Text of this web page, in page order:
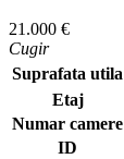
21.000 €
Cugir
Suprafata utila
Etaj
Numar camere
ID